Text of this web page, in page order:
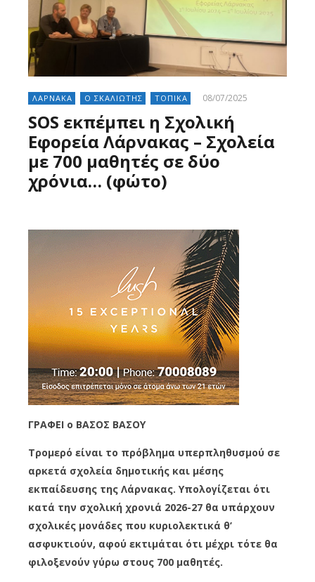
ΛΑΡΝΑΚΑ Ο ΣΚΑΛΙΩΤΗΣ ΤΟΠΙΚΑ 08/07/2025
SOS εκπέμπει η Σχολική
Εφορεία Λάρνακας – Σχολεία
με 700 μαθητές σε δύο
χρόνια… (φώτο)
ΓΡΑΦΕΙ o ΒΑΣΟΣ ΒΑΣΟΥ
Τρομερό είναι το πρόβλημα υπερπληθυσμού σε
αρκετά σχολεία δημοτικής και μέσης
εκπαίδευσης της Λάρνακας. Υπολογίζεται ότι
κατά την σχολική χρονιά 2026-27 θα υπάρχουν
σχολικές μονάδες που κυριολεκτικά θ’
ασφυκτιούν, αφού εκτιμάται ότι μέχρι τότε θα
φιλοξενούν γύρω στους 700 μαθητές.